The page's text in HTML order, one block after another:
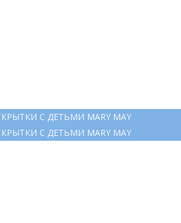
С ДЕТЬМИ MARY MAY
С ДЕТЬМИ MARY MAY